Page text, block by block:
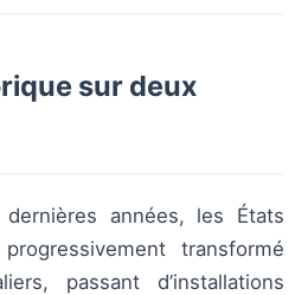
sur deux
années, les États
transformé
passant d’installations